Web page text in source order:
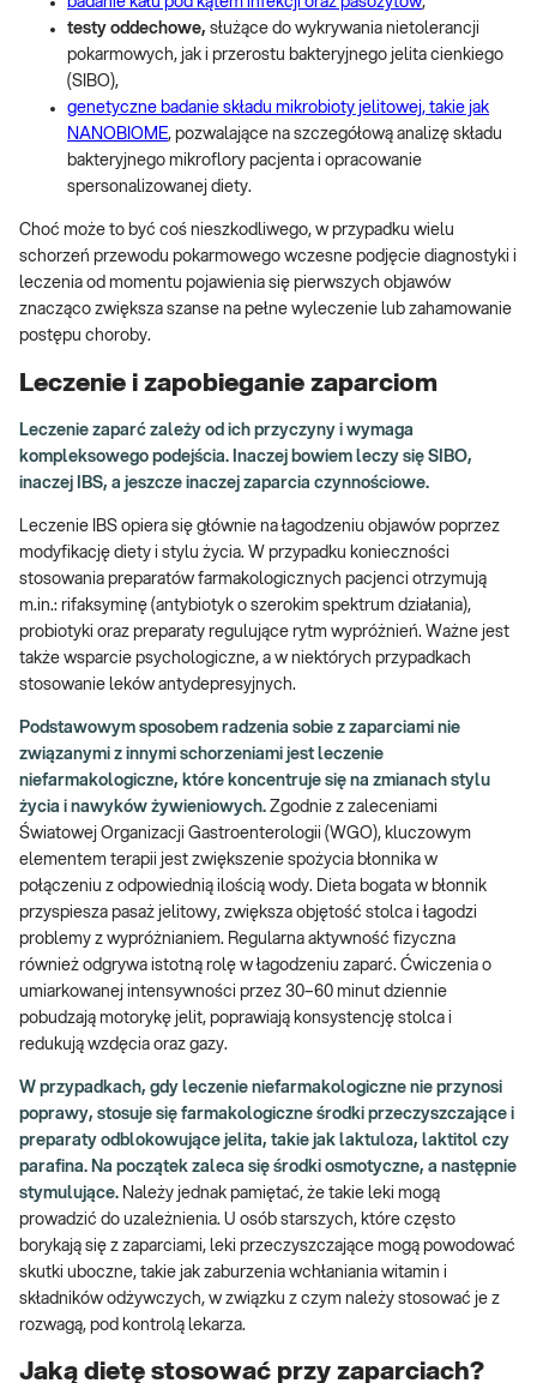
testy oddechowe, służące do wykrywania nietolerancji
pokarmowych, jak i przerostu bakteryjnego jelita cienkiego
(SIBO),
genetyczne badanie składu mikrobioty jelitowej, takie jak
NANOBIOME, pozwalające na szczegółową analizę składu
bakteryjnego mikroflory pacjenta i opracowanie
spersonalizowanej diety.
Choć może to być coś nieszkodliwego, w przypadku wielu
schorzeń przewodu pokarmowego wczesne podjęcie diagnostyki i
leczenia od momentu pojawienia się pierwszych objawów
znacząco zwiększa szanse na pełne wyleczenie lub zahamowanie
postępu choroby.
Leczenie i zapobieganie zaparciom
Leczenie zaparć zależy od ich przyczyny i wymaga
kompleksowego podejścia. Inaczej bowiem leczy się SIBO,
inaczej IBS, a jeszcze inaczej zaparcia czynnościowe.
Leczenie IBS opiera się głównie na łagodzeniu objawów poprzez
modyfikację diety i stylu życia. W przypadku konieczności
stosowania preparatów farmakologicznych pacjenci otrzymują
m.in.: rifaksyminę (antybiotyk o szerokim spektrum działania),
probiotyki oraz preparaty regulujące rytm wypróżnień. Ważne jest
także wsparcie psychologiczne, a w niektórych przypadkach
stosowanie leków antydepresyjnych.
Podstawowym sposobem radzenia sobie z zaparciami nie
związanymi z innymi schorzeniami jest leczenie
niefarmakologiczne, które koncentruje się na zmianach stylu
życia i nawyków żywieniowych. Zgodnie z zaleceniami
Światowej Organizacji Gastroenterologii (WGO), kluczowym
elementem terapii jest zwiększenie spożycia błonnika w
połączeniu z odpowiednią ilością wody. Dieta bogata w błonnik
przyspiesza pasaż jelitowy, zwiększa objętość stolca i łagodzi
problemy z wypróżnianiem. Regularna aktywność fizyczna
również odgrywa istotną rolę w łagodzeniu zaparć. Ćwiczenia o
umiarkowanej intensywności przez 30–60 minut dziennie
pobudzają motorykę jelit, poprawiają konsystencję stolca i
redukują wzdęcia oraz gazy.
W przypadkach, gdy leczenie niefarmakologiczne nie przynosi
poprawy, stosuje się farmakologiczne środki przeczyszczające i
preparaty odblokowujące jelita, takie jak laktuloza, laktitol czy
parafina. Na początek zaleca się środki osmotyczne, a następnie
stymulujące. Należy jednak pamiętać, że takie leki mogą
prowadzić do uzależnienia. U osób starszych, które często
borykają się z zaparciami, leki przeczyszczające mogą powodować
skutki uboczne, takie jak zaburzenia wchłaniania witamin i
składników odżywczych, w związku z czym należy stosować je z
rozwagą, pod kontrolą lekarza.
Jaką dietę stosować przy zaparciach?